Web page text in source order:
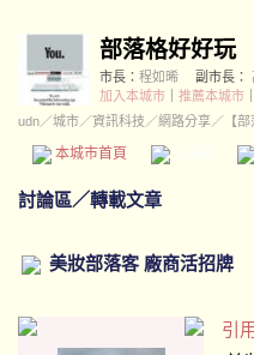
部落格好好玩
市長： 程如晞 副市長：
加入本城市
推薦本城市
udn／城市／資訊科技 ／網路分享／ 【
本城市首頁
討論區／轉載文章
美妝部落客 廠商活招牌
引